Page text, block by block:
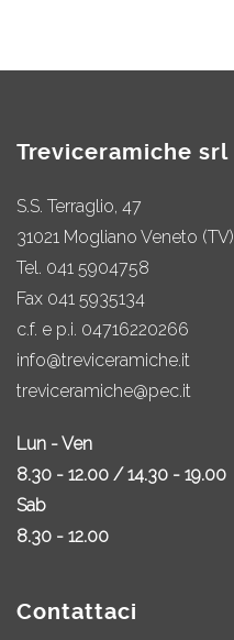
Treviceramiche srl
S.S. Terraglio, 47
31021 Mogliano Veneto (TV)
Tel. 041 5904758
Fax 041 5935134
c.f. e p.i. 04716220266
info@treviceramiche.it
treviceramiche@pec.it
Lun - Ven
8.30 - 12.00 / 14.30 - 19.00
Sab
8.30 - 12.00
Contattaci